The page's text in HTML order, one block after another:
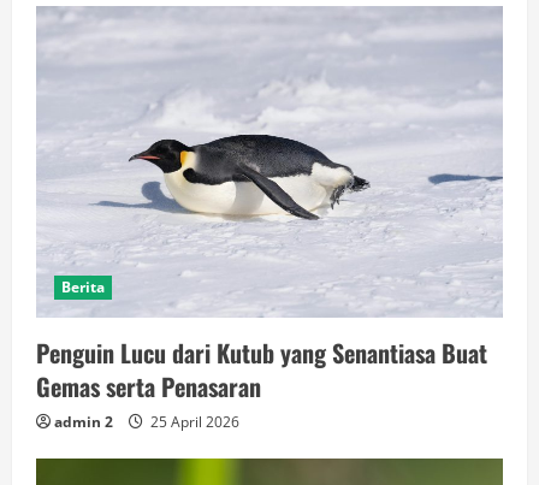
Berita
Penguin Lucu dari Kutub yang Senantiasa Buat
Gemas serta Penasaran
admin 2 25 April 2026